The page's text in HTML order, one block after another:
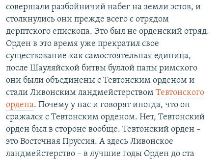
совершали разбойничий набег на земли эстов, и
столкнулись они прежде всего с отрядом
дерптского епископа. Это был не орденский отряд.
Орден в это время уже прекратил свое
существование как самостоятельная единица,
после Шауляйской битвы буллой папы римского
они были объединены с Тевтонским орденом и
стали Ливонским ландмейстерством Тевтонского
ордена. Почему у нас и говорят иногда, что он
сражался с Тевтонским орденом. Нет, Тевтонский
орден был в стороне вообще. Тевтонский орден –
это Восточная Пруссия. А здесь Ливонское
ландмейстерство – в лучшие годы Орден до ста